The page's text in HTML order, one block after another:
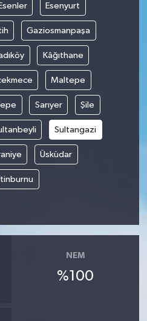
Esenyurt
Gaziosmanpaşa
Kâğıthane
Maltepe
Sarıyer Şile
Sultangazi
Üsküdar
NEM
%100